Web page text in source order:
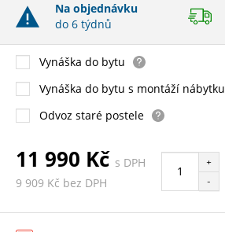
Na objednávku
do 6 týdnů
Vynáška do bytu
Vynáška do bytu s montáží nábytku
Odvoz staré postele
11 990 Kč s DPH
9 909 Kč bez DPH
+
-